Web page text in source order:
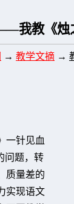
我教《烛
→ 教学文摘 →
一针见血
问题，转
质量差的
实现语文